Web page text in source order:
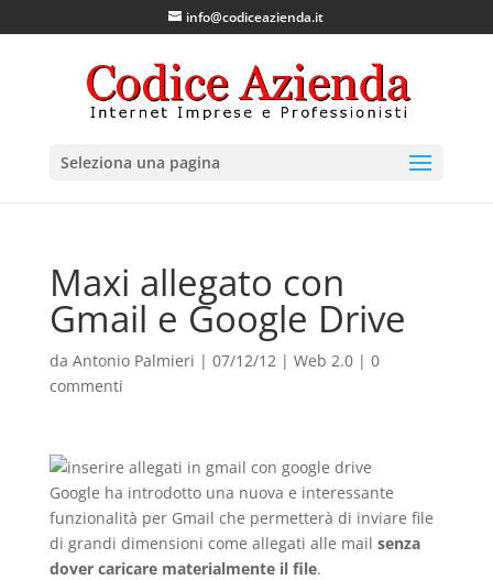
info@codiceazienda.it
Seleziona una pagina
Maxi allegato con
Gmail e Google Drive
da Antonio Palmieri | 07/12/12| Web 2.0| 0
commenti
Google ha introdotto una nuova e interessante
funzionalità per Gmail che permetterà di inviare file
di grandi dimensioni come allegati alle mail senza
dover caricare materialmente il file.